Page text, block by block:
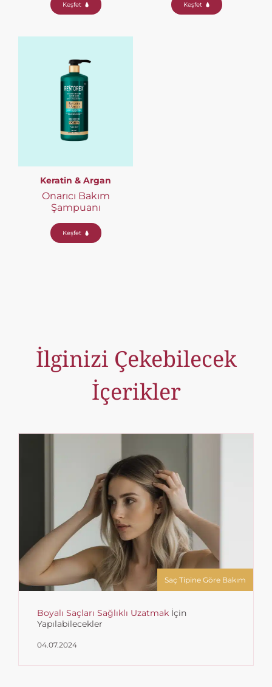
Keşfet Keşfet
Keratin & Argan
Onarıcı Bakım
Şampuanı
Keşfet
İlginizi Çekebilecek
İçerikler
Saç Tipine Göre Bakım
Boyalı Saçları Sağlıklı Uzatmak İçin
Yapılabilecekler
04.07.2024